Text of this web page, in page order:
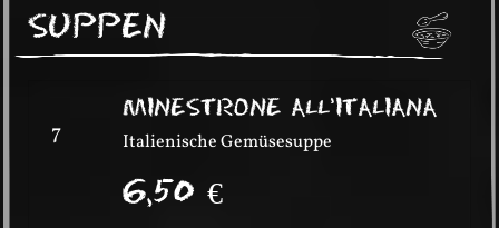
SUPPEN
7
MINESTRONE ALL’ITALIANA
Italienische Gemüsesuppe
6,50€